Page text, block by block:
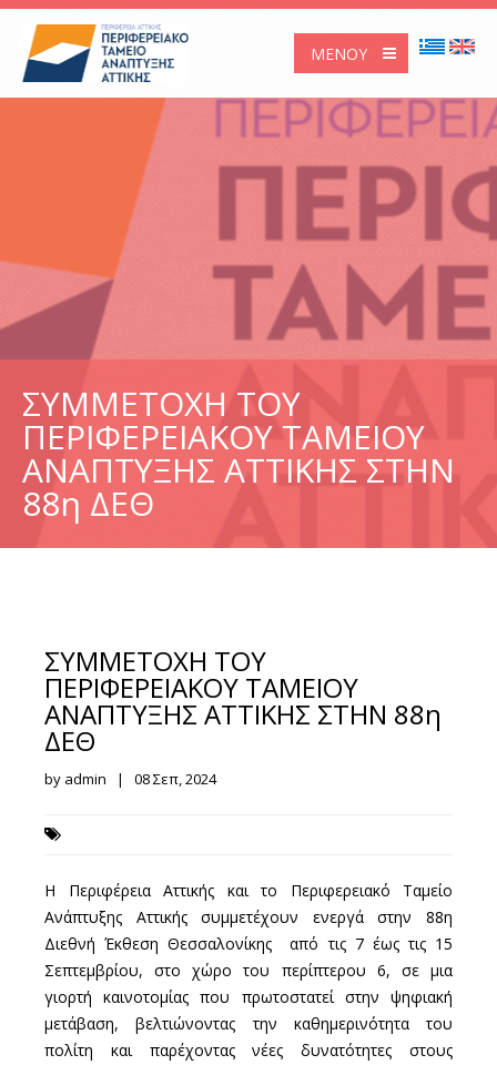
ΜΕΝΟΎ
ΣΥΜΜΕΤΟΧΗ ΤΟΥ
ΠΕΡΙΦΕΡΕΙΑΚΟΥ ΤΑΜΕΙΟΥ
ΑΝΑΠΤΥΞΗΣ ΑΤΤΙΚΗΣ ΣΤΗΝ
88η ΔΕΘ
ΣΥΜΜΕΤΟΧΗ ΤΟΥ
ΠΕΡΙΦΕΡΕΙΑΚΟΥ ΤΑΜΕΙΟΥ
ΑΝΑΠΤΥΞΗΣ ΑΤΤΙΚΗΣ ΣΤΗΝ 88η
ΔΕΘ
by admin | 08 Σεπ, 2024
Η Περιφέρεια Αττικής και το Περιφερειακό Ταμείο
Ανάπτυξης Αττικής συμμετέχουν ενεργά στην 88η
Διεθνή Έκθεση Θεσσαλονίκης από τις 7 έως τις 15
Σεπτεμβρίου, στο χώρο του περίπτερου 6, σε μια
γιορτή καινοτομίας που πρωτοστατεί στην ψηφιακή
μετάβαση, βελτιώνοντας την καθημερινότητα του
πολίτη και παρέχοντας νέες δυνατότητες στους